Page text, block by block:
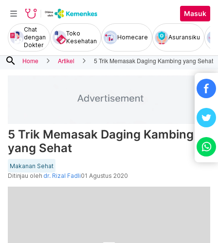
Masuk
Chat
dengan
Dokter
Toko
Kesehatan
Homecare Asuransiku
search Home Artikel 5 Trik Memasak Daging Kambing yang Sehat
5 Trik Memasak Daging Kambing
yang Sehat
Makanan Sehat
Ditinjau oleh dr. Rizal Fadli01 Agustus 2020